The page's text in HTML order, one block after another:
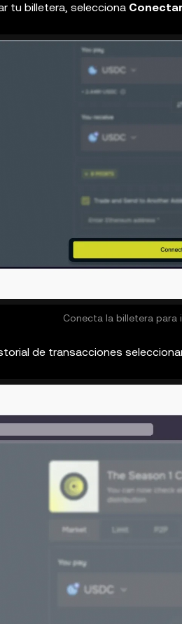
tu billetera, selecciona
Conecta la billetera para
de transacciones